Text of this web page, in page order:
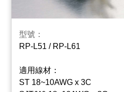
型號：
RP-L51 / RP-L61
適用線材：
ST 18~10AWG x 3C